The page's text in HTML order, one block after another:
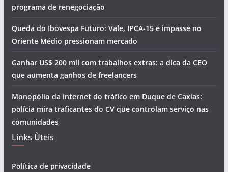
programa de renegociação
Queda do Ibovespa Futuro: Vale, IPCA-15 e impasse no
Oriente Médio pressionam mercado
Ganhar US$ 200 mil com trabalhos extras: a dica da CEO
que aumenta ganhos de freelancers
Monopólio da internet do tráfico em Duque de Caxias:
polícia mira traficantes do CV que controlam serviço nas
comunidades
Links Ùteis
Política de privacidade